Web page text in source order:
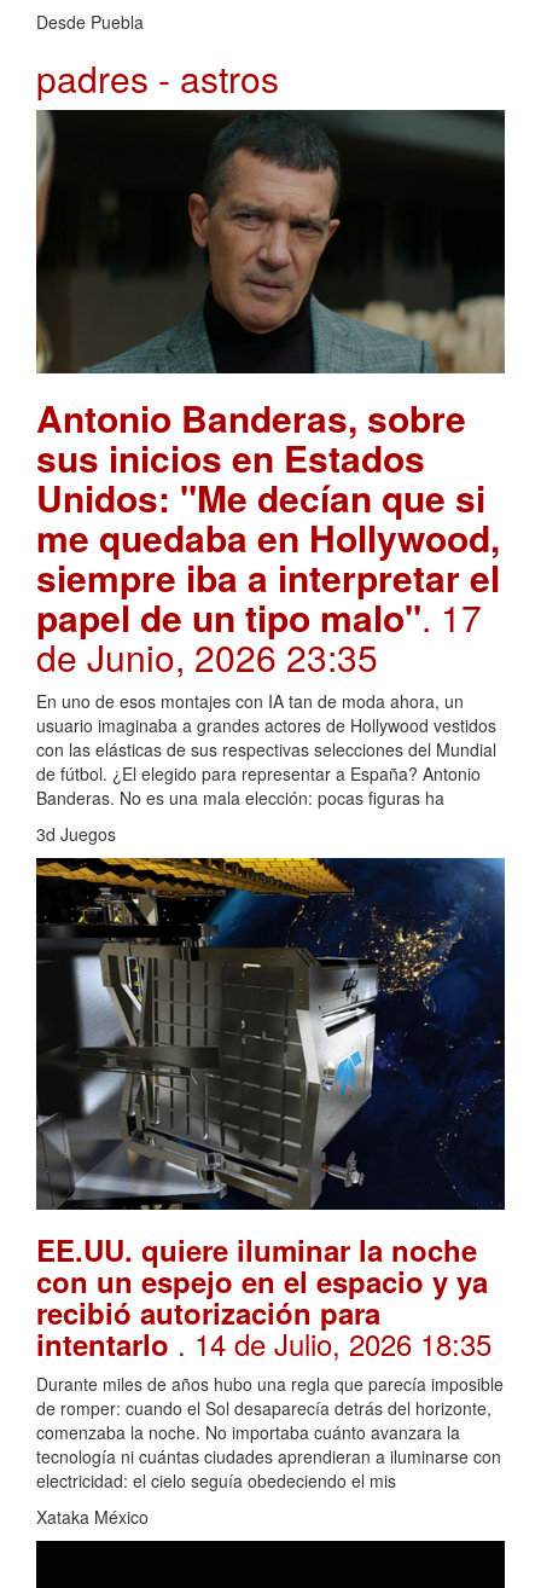
Desde Puebla
padres - astros
Antonio Banderas, sobre
sus inicios en Estados
Unidos: "Me decían que si
me quedaba en Hollywood,
siempre iba a interpretar el
papel de un tipo malo". 17
de Junio, 2026 23:35
En uno de esos montajes con IA tan de moda ahora, un
usuario imaginaba a grandes actores de Hollywood vestidos
con las elásticas de sus respectivas selecciones del Mundial
de fútbol. ¿El elegido para representar a España? Antonio
Banderas. No es una mala elección: pocas figuras ha
3d Juegos
EE.UU. quiere iluminar la noche
con un espejo en el espacio y ya
recibió autorización para
intentarlo . 14 de Julio, 2026 18:35
Durante miles de años hubo una regla que parecía imposible
de romper: cuando el Sol desaparecía detrás del horizonte,
comenzaba la noche. No importaba cuánto avanzara la
tecnología ni cuántas ciudades aprendieran a iluminarse con
electricidad: el cielo seguía obedeciendo el mis
Xataka México